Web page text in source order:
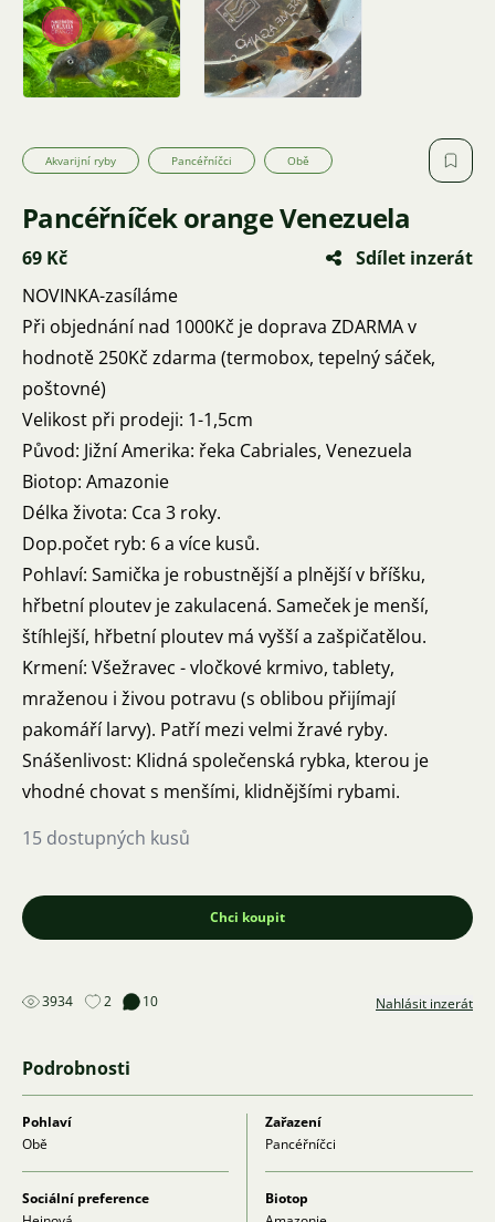
Akvarijní ryby Pancéřníčci Obě
Pancéřníček orange Venezuela
69 Kč
Sdílet inzerát
NOVINKA-zasíláme
Při objednání nad 1000Kč je doprava ZDARMA v
hodnotě 250Kč zdarma (termobox, tepelný sáček,
poštovné)
Velikost při prodeji: 1-1,5cm
Původ: Jižní Amerika: řeka Cabriales, Venezuela
Biotop: Amazonie
Délka života: Cca 3 roky.
Dop.počet ryb: 6 a více kusů.
Pohlaví: Samička je robustnější a plnější v bříšku,
hřbetní ploutev je zakulacená. Sameček je menší,
štíhlejší, hřbetní ploutev má vyšší a zašpičatělou.
Krmení: Všežravec - vločkové krmivo, tablety,
mraženou i živou potravu (s oblibou přijímají
pakomáří larvy). Patří mezi velmi žravé ryby.
Snášenlivost: Klidná společenská rybka, kterou je
vhodné chovat s menšími, klidnějšími rybami.
15 dostupných kusů
Chci koupit
3934 2 10 Nahlásit inzerát
Podrobnosti
Pohlaví
Obě
Zařazení
Pancéřníčci
Sociální preference
Biotop